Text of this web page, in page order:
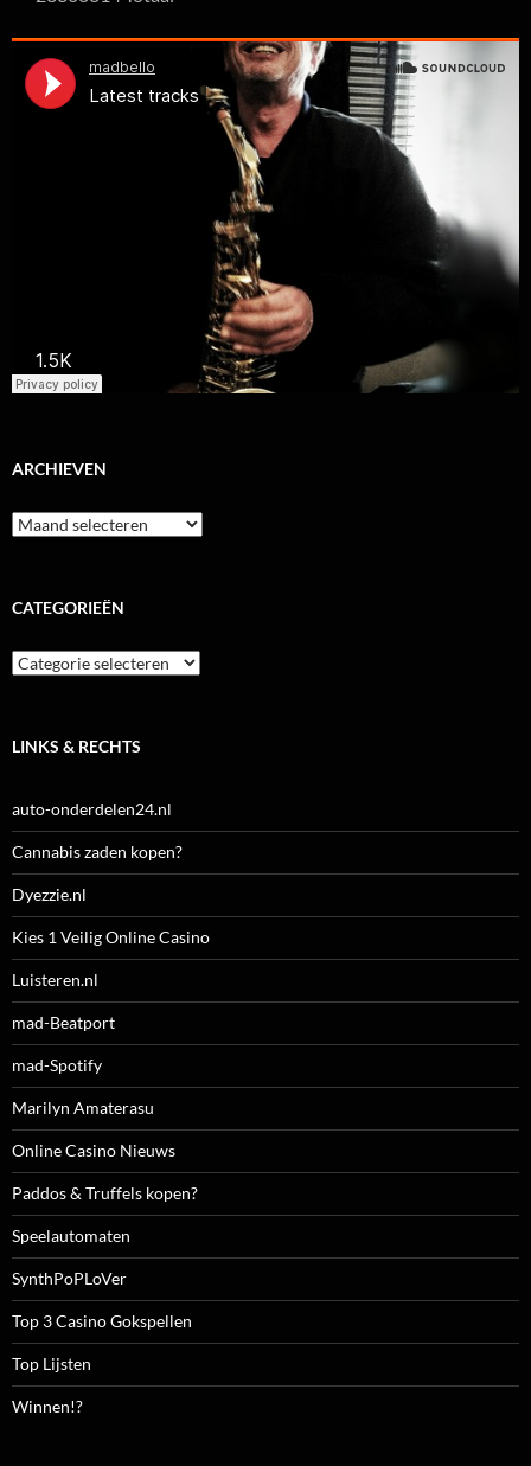
ARCHIEVEN
Archieven
CATEGORIEËN
Categorieën
LINKS & RECHTS
auto-onderdelen24.nl
Cannabis zaden kopen?
Dyezzie.nl
Kies 1 Veilig Online Casino
Luisteren.nl
mad-Beatport
mad-Spotify
Marilyn Amaterasu
Online Casino Nieuws
Paddos & Truffels kopen?
Speelautomaten
SynthPoPLoVer
Top 3 Casino Gokspellen
Top Lijsten
Winnen!?